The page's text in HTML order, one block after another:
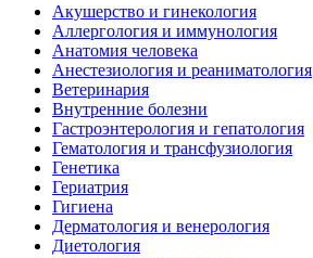
Акушерство и гинекология
Аллергология и иммунология
Анатомия человека
Анестезиология и реаниматология
Ветеринария
Внутренние болезни
Гастроэнтерология и гепатология
Гематология и трансфузиология
Генетика
Гериатрия
Гигиена
Дерматология и венерология
Диетология